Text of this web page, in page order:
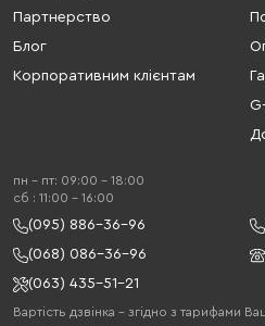
Партнерство
Блог
Корпоративним клієнтам
пн - пт: 09:00 - 18:00
cб : 11:00 - 16:00
(095) 886-36-96
(068) 086-36-96
(063) 435-51-21
Вартість дзвінка – згідно з тарифами